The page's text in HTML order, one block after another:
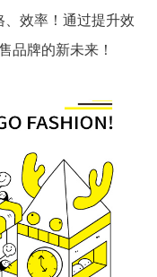
效率！通过提升效
品牌的新未来！